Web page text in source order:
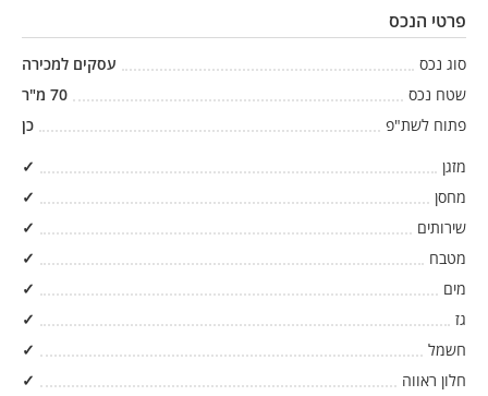
פרטי הנכס
סוג נכס
עסקים למכירה
שטח נכס
70 מ"ר
פתוח לשת"פ
כן
מזגן
✓
מחסן
✓
שירותים
✓
מטבח
✓
מים
✓
גז
✓
חשמל
✓
חלון ראווה
✓